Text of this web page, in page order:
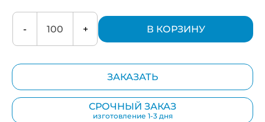
- + В КОРЗИНУ
ЗАКАЗАТЬ
СРОЧНЫЙ ЗАКАЗ
изготовление 1-3 дня